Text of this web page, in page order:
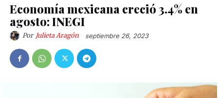
Economía mexicana creció 3.4% en
agosto: INEGI
Por Julieta Aragón septiembre 26, 2023